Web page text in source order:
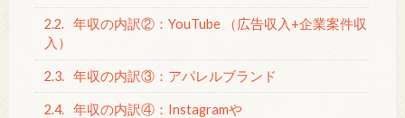
2.2. 年収の内訳②：YouTube （広告収入+企業案件収
入）
2.3. 年収の内訳③：アパレルブランド
2.4. 年収の内訳④：Instagramや